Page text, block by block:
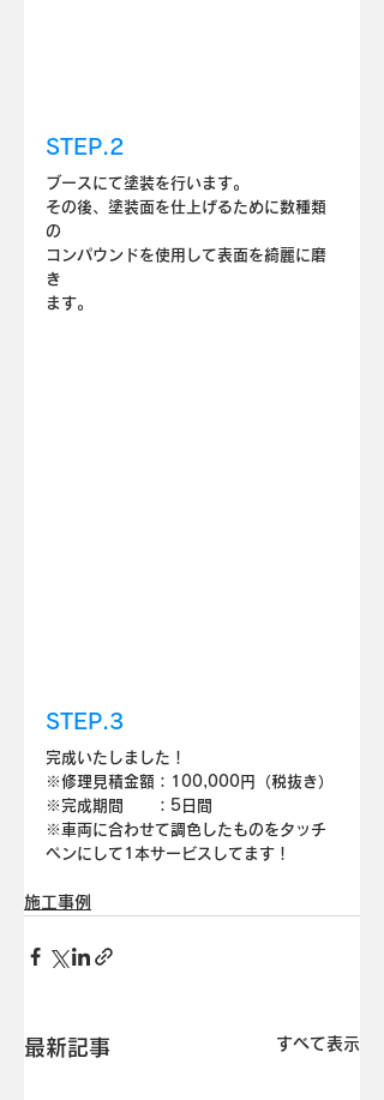
STEP.2
ブースにて塗装を行います。
その後、塗装面を仕上げるために数種類
の
コンパウンドを使用して表面を綺麗に磨
き
ます。
STEP.3
完成いたしました！
※修理見積金額：100,000円（税抜き）
※完成期間　　：5日間
※車両に合わせて調色したものをタッチ
ペンにして1本サービスしてます！
施工事例
最新記事 すべて表示